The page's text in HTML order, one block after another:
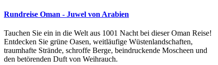
Rundreise Oman - Juwel von Arabien
Tauchen Sie ein in die Welt aus 1001 Nacht bei dieser Oman Reise!
Entdecken Sie grüne Oasen, weitläufige Wüstenlandschaften,
traumhafte Strände, schroffe Berge, beindruckende Moscheen und
den betörenden Duft von Weihrauch.